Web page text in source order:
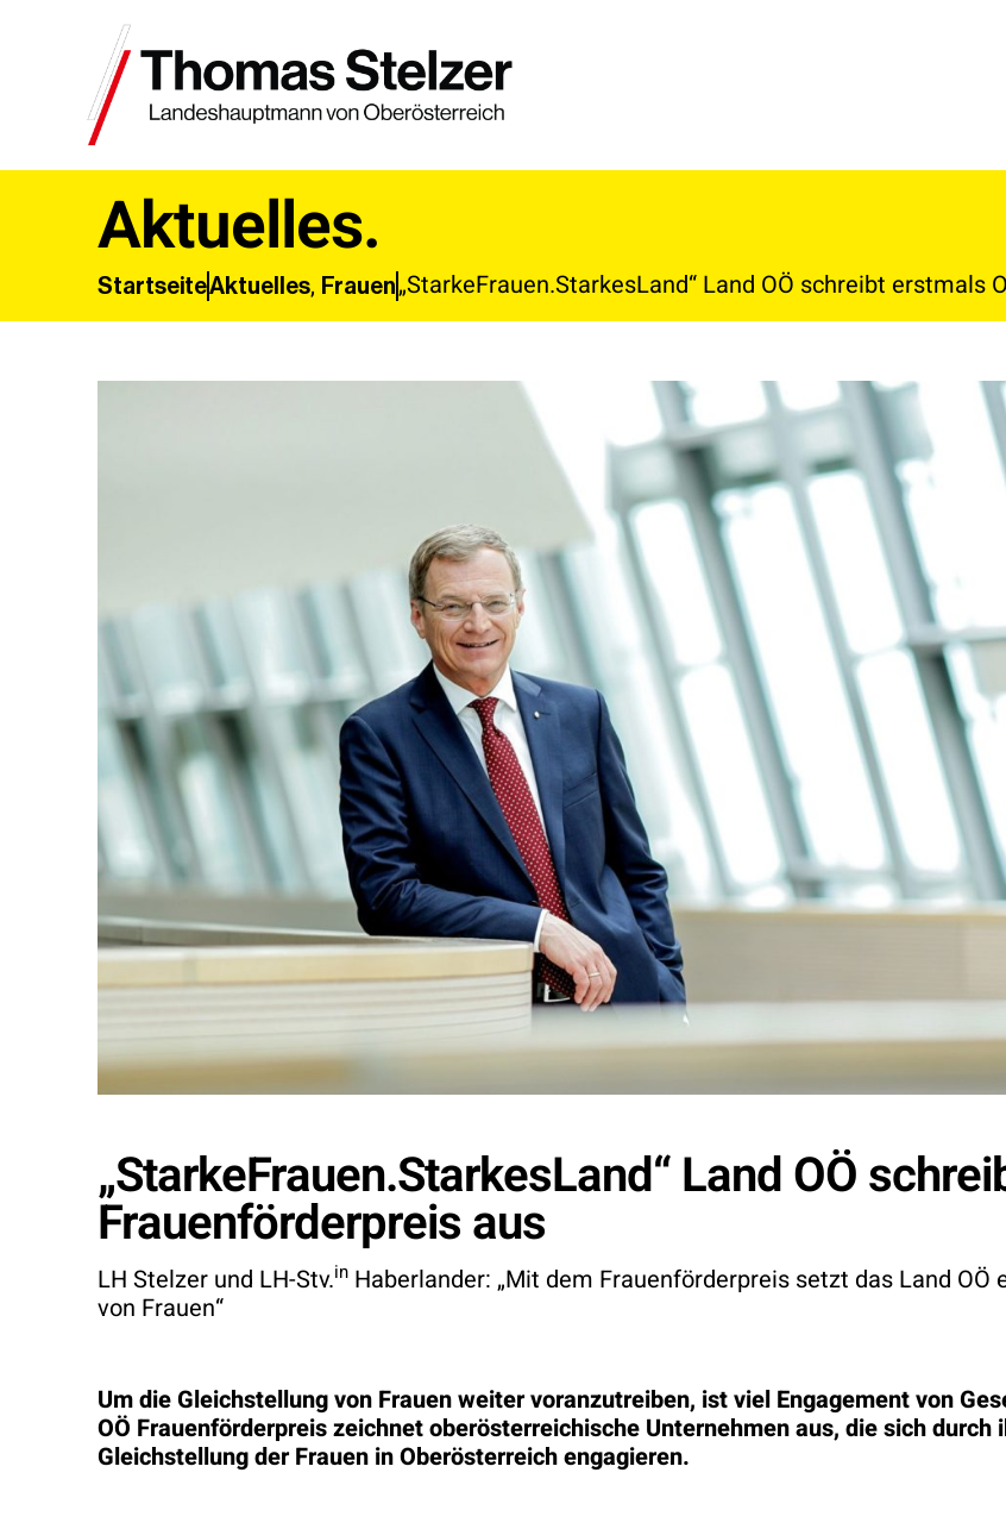
Aktuelles.
StartseiteAktuelles, Frauen„StarkeFrauen.StarkesLand“ Land OÖ schreibt erstmals
„StarkeFrauen.StarkesLand“ Land OÖ
Frauenförderpreis aus
LH Stelzer und LH-Stv.in Haberlander: „Mit dem Frauenförderpreis setzt das Land
von Frauen“
Um die Gleichstellung von Frauen weiter voranzutreiben, ist viel Engagement von
OÖ Frauenförderpreis zeichnet oberösterreichische Unternehmen aus, die sich
Gleichstellung der Frauen in Oberösterreich engagieren.